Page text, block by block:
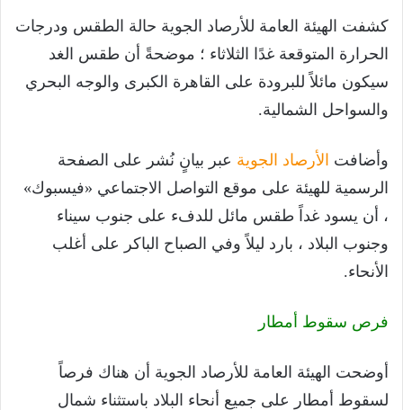
كشفت الهيئة العامة للأرصاد الجوية حالة الطقس ودرجات
الحرارة المتوقعة غدًا الثلاثاء ؛ موضحةً أن طقس الغد
سيكون مائلاً للبرودة على القاهرة الكبرى والوجه البحري
والسواحل الشمالية.
وأضافت الأرصاد الجوية عبر بيانٍ نُشر على الصفحة
الرسمية للهيئة على موقع التواصل الاجتماعي «فيسبوك»
، أن يسود غداً طقس مائل للدفء على جنوب سيناء
وجنوب البلاد ، بارد ليلاً وفي الصباح الباكر على أغلب
الأنحاء.
فرص سقوط أمطار
أوضحت الهيئة العامة للأرصاد الجوية أن هناك فرصاً
لسقوط أمطار على جميع أنحاء البلاد باستثناء شمال